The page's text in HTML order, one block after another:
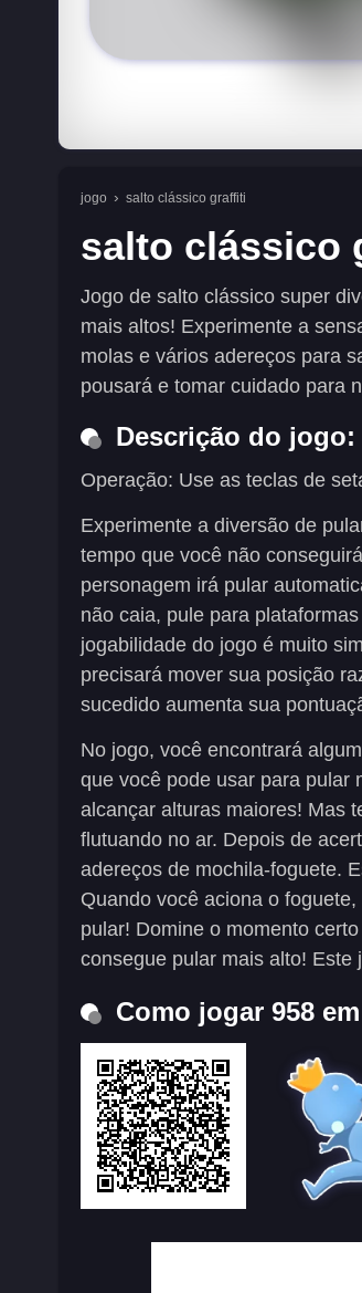
jogo salto clássico graffiti
salto clássico
Jogo de salto clássico super
mais altos! Experimente a
molas e vários adereços para
pousará e tomar cuidado para
Descrição do jogo:
Operação: Use as teclas de
Experimente a diversão de
tempo que você não
personagem irá pular
não caia, pule para
jogabilidade do jogo é muito
precisará mover sua posição
sucedido aumenta sua
No jogo, você encontrará
que você pode usar para pular
alcançar alturas maiores! Mas
flutuando no ar. Depois de
adereços de mochila-foguete.
Quando você aciona o
pular! Domine o momento
consegue pular mais alto! Este
Como jogar 958